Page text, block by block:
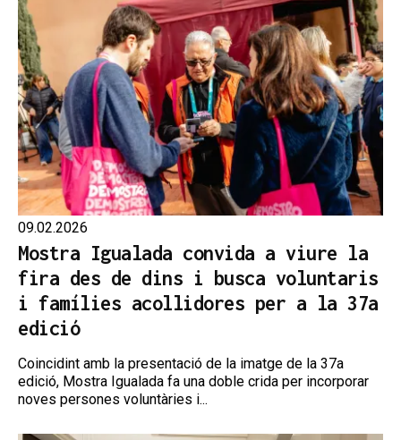
09.02.2026
Mostra Igualada convida a viure la
fira des de dins i busca voluntaris
i famílies acollidores per a la 37a
edició
Coincidint amb la presentació de la imatge de la 37a
edició, Mostra Igualada fa una doble crida per incorporar
noves persones voluntàries i...